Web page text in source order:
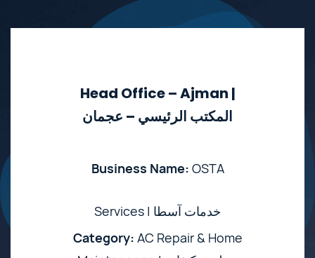
Head Office – Ajman |
المكتب الرئيسي – عجمان
Business Name: OSTA
Services | خدمات آسطا
Category: AC Repair & Home